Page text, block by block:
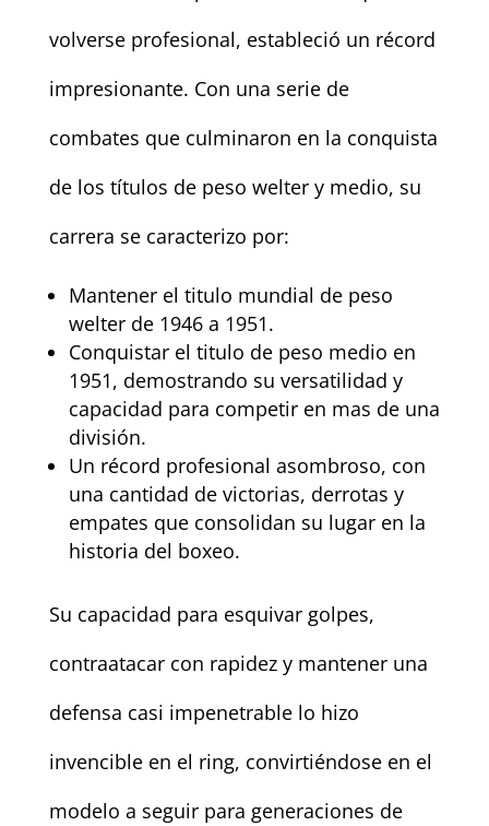
volverse profesional, estableció un récord
impresionante. Con una serie de
combates que culminaron en la conquista
de los títulos de peso welter y medio, su
carrera se caracterizo por:
Mantener el titulo mundial de peso
welter de 1946 a 1951.
Conquistar el titulo de peso medio en
1951, demostrando su versatilidad y
capacidad para competir en mas de una
división.
Un récord profesional asombroso, con
una cantidad de victorias, derrotas y
empates que consolidan su lugar en la
historia del boxeo.
Su capacidad para esquivar golpes,
contraatacar con rapidez y mantener una
defensa casi impenetrable lo hizo
invencible en el ring, convirtiéndose en el
modelo a seguir para generaciones de